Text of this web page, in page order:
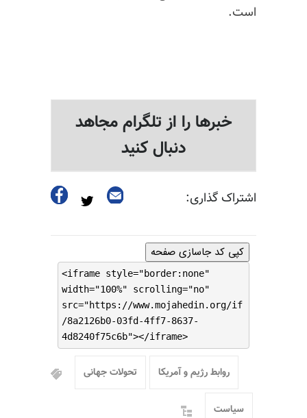
است.
خبرها را از تلگرام مجاهد
دنبال کنید
اشتراک گذاری:
کپی کد جاسازی صفحه
<iframe style="border:none"
width="100%" scrolling="no"
src="https://www.mojahedin.org/if
/8a2126b0-03fd-4ff7-8637-
4d8240f75c6b"></iframe>
روابط رژیم و آمریکا تحولات جهانی
سیاست